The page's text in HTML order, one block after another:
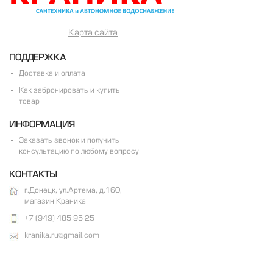
Карта сайта
ПОДДЕРЖКА
Доставка и оплата
Как забронировать и купить
товар
ИНФОРМАЦИЯ
Заказать звонок и получить
консультацию по любому вопросу
КОНТАКТЫ
г.Донецк, ул.Артема, д.160,
магазин Краника
+7 (949) 485 95 25
kranika.ru@gmail.com